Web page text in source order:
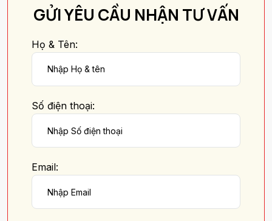
GỬI YÊU CẦU NHẬN TƯ VẤN
Họ & Tên:
Số điện thoại:
Email: